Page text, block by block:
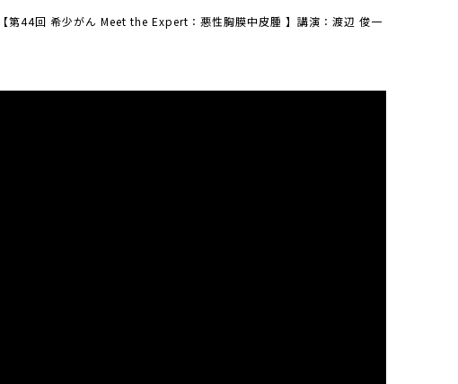
【第44回 希少がん Meet the Expert：悪性胸膜中皮腫 】講演：渡辺 俊一